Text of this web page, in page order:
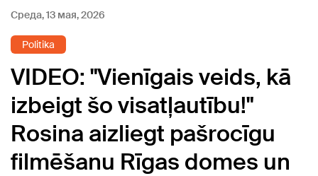
Среда, 13 мая, 2026
Politika
VIDEO: "Vienīgais veids, kā
izbeigt šo visatļautību!"
Rosina aizliegt pašrocīgu
filmēšanu Rīgas domes un